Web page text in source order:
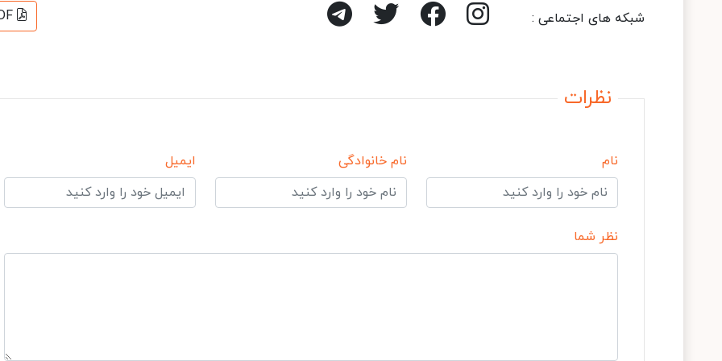
شبکه های اجتماعی :
نظرات
نام نام خانوادگی ایمیل
نظر شما